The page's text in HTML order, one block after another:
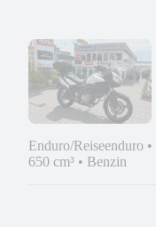
Enduro/Reiseenduro •
650 cm³ • Benzin